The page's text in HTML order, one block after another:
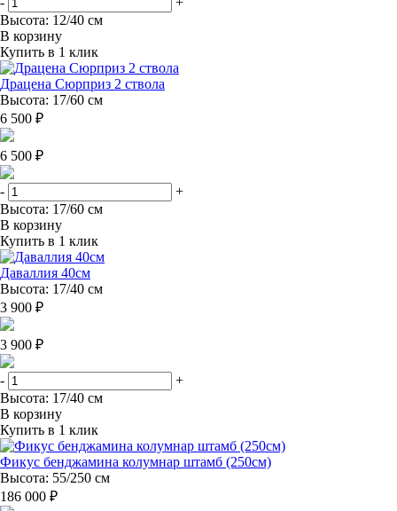
Высота: 12/40 см
В корзину
Купить в 1 клик
Драцена Сюрприз 2 ствола
Высота: 17/60 см
6 500 ₽
6 500 ₽
-
+
Высота: 17/60 см
В корзину
Купить в 1 клик
Даваллия 40см
Высота: 17/40 см
3 900 ₽
3 900 ₽
-
+
Высота: 17/40 см
В корзину
Купить в 1 клик
Фикус бенджамина колумнар штамб (250см)
Высота: 55/250 см
186 000 ₽